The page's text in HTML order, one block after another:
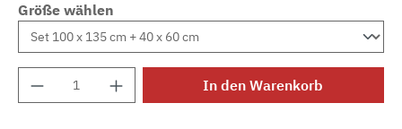
Größe wählen
Produkt Anzahl: Gib den gewünschten
In den Warenkorb